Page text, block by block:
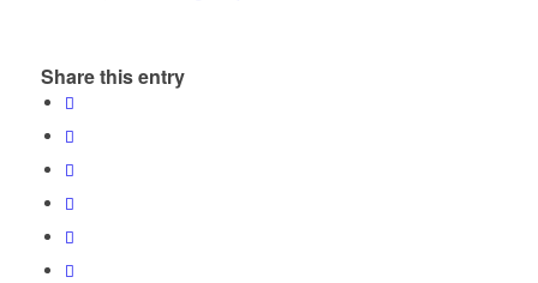
Share this entry